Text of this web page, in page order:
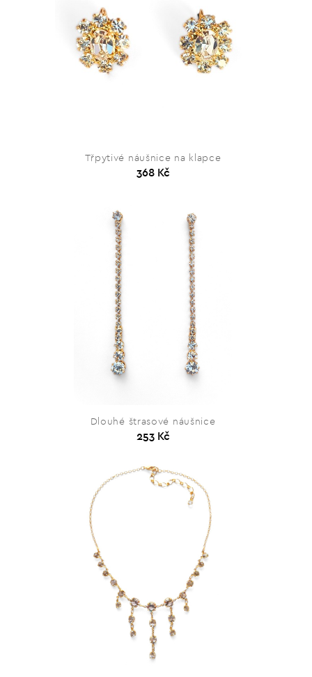
Třpytivé náušnice na klapce
368 Kč
Dlouhé štrasové náušnice
253 Kč